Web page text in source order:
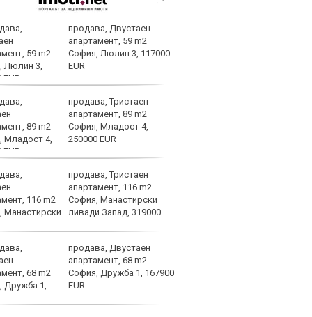
продава, Двустаен
апартамент, 59 m2
София, Люлин 3, 117000
EUR
продава, Тристаен
апартамент, 89 m2
София, Младост 4,
250000 EUR
продава, Тристаен
апартамент, 116 m2
София, Манастирски
ливади Запад, 319000
продава, Двустаен
апартамент, 68 m2
София, Дружба 1, 167900
EUR